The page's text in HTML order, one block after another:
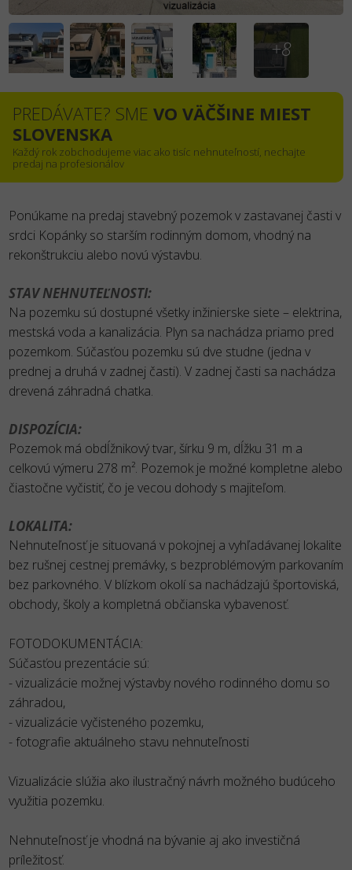
+8
PREDÁVATE? SME VO VÄČŠINE MIEST
SLOVENSKA
Každý rok zobchodujeme viac ako tisíc nehnuteľností, nechajte
predaj na profesionálov
Ponúkame na predaj stavebný pozemok v zastavanej časti v
srdci Kopánky so starším rodinným domom, vhodný na
rekonštrukciu alebo novú výstavbu.
STAV NEHNUTEĽNOSTI:
Na pozemku sú dostupné všetky inžinierske siete – elektrina,
mestská voda a kanalizácia. Plyn sa nachádza priamo pred
pozemkom. Súčasťou pozemku sú dve studne (jedna v
prednej a druhá v zadnej časti). V zadnej časti sa nachádza
drevená záhradná chatka.
DISPOZÍCIA:
Pozemok má obdĺžnikový tvar, šírku 9 m, dĺžku 31 m a
celkovú výmeru 278 m². Pozemok je možné kompletne alebo
čiastočne vyčistiť, čo je vecou dohody s majiteľom.
LOKALITA:
Nehnuteľnosť je situovaná v pokojnej a vyhľadávanej lokalite
bez rušnej cestnej premávky, s bezproblémovým parkovaním
bez parkovného. V blízkom okolí sa nachádzajú športoviská,
obchody, školy a kompletná občianska vybavenosť.
FOTODOKUMENTÁCIA:
Súčasťou prezentácie sú:
- vizualizácie možnej výstavby nového rodinného domu so
záhradou,
- vizualizácie vyčisteného pozemku,
- fotografie aktuálneho stavu nehnuteľnosti
Vizualizácie slúžia ako ilustračný návrh možného budúceho
využitia pozemku.
Nehnuteľnosť je vhodná na bývanie aj ako investičná
príležitosť.